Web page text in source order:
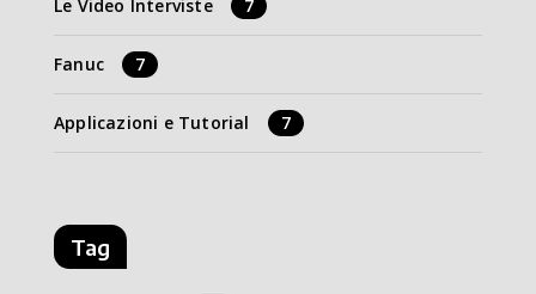
Le Video Interviste 7
Fanuc 7
Applicazioni e Tutorial 7
Tag